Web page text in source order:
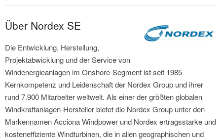
Über Nordex SE
Die Entwicklung, Herstellung,
Projektabwicklung und der Service von
Windenergieanlagen im Onshore-Segment ist seit 1985
Kernkompetenz und Leidenschaft der Nordex Group und ihrer
rund 7.900 Mitarbeiter weltweit. Als einer der größten globalen
Windkraftanlagen-Hersteller bietet die Nordex Group unter den
Markennamen Acciona Windpower und Nordex ertragsstarke und
kosteneffiziente Windturbinen, die in allen geographischen und